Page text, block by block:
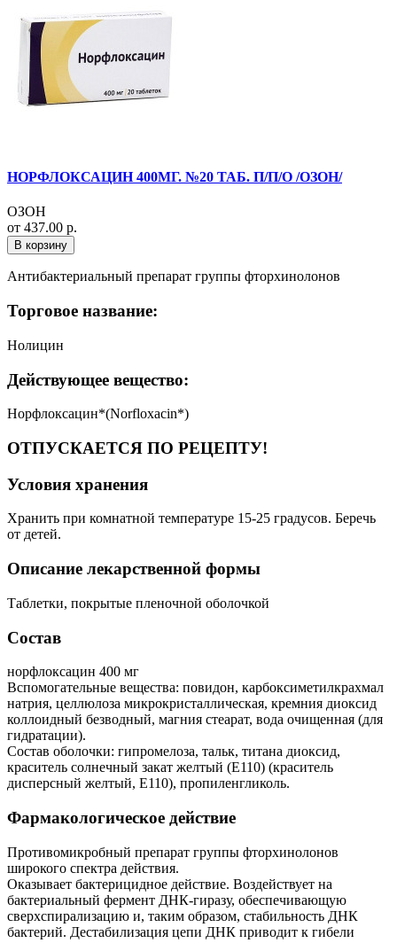
НОРФЛОКСАЦИН 400МГ. №20 ТАБ. П/П/О /ОЗОН/
ОЗОН
от 437.00 р.
В корзину
Антибактериальный препарат группы фторхинолонов
Торговое название:
Нолицин
Действующее вещество:
Норфлоксацин*(Norfloxacin*)
ОТПУСКАЕТСЯ ПО РЕЦЕПТУ!
Условия хранения
Хранить при комнатной температуре 15-25 градусов. Беречь
от детей.
Описание лекарственной формы
Таблетки, покрытые пленочной оболочкой
Состав
норфлоксацин 400 мг
Вспомогательные вещества: повидон, карбоксиметилкрахмал
натрия, целлюлоза микрокристаллическая, кремния диоксид
коллоидный безводный, магния стеарат, вода очищенная (для
гидратации).
Состав оболочки: гипромелоза, тальк, титана диоксид,
краситель солнечный закат желтый (Е110) (краситель
дисперсный желтый, Е110), пропиленгликоль.
Фармакологическое действие
Противомикробный препарат группы фторхинолонов
широкого спектра действия.
Оказывает бактерицидное действие. Воздействует на
бактериальный фермент ДНК-гиразу, обеспечивающую
сверхспирализацию и, таким образом, стабильность ДНК
бактерий. Дестабилизация цепи ДНК приводит к гибели